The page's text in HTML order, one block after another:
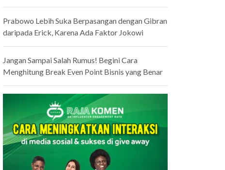
Prabowo Lebih Suka Berpasangan dengan Gibran
daripada Erick, Karena Ada Faktor Jokowi
Jangan Sampai Salah Rumus! Begini Cara
Menghitung Break Even Point Bisnis yang Benar